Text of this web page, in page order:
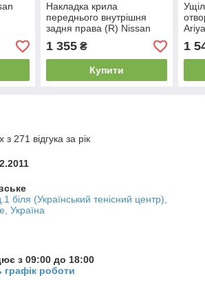
Накладка крила
переднього внутрішня
задня права (R) Nissan
Ariya, Нісан Арія
1 355₴
Купити
1
271 відгука за рік
біля (Український тенісний центр),
Україна
з 09:00 до 18:00
графік роботи